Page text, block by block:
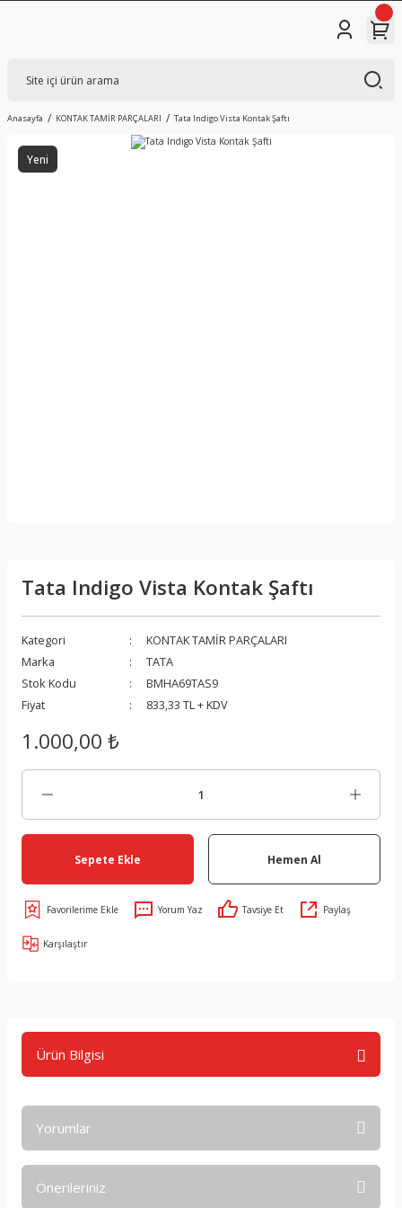
Anasayfa KONTAK TAMİR PARÇALARI Tata Indigo Vista Kontak Şaftı
Yeni
Tata Indigo Vista Kontak Şaftı
Kategori
KONTAK TAMİR PARÇALARI
Marka
TATA
Stok Kodu
BMHA69TAS9
Fiyat
833,33 TL + KDV
1.000,00 ₺
Sepete Ekle Hemen Al
Yorum Yaz Tavsiye Et Paylaş
Karşılaştır
Ürün Bilgisi
Yorumlar
Önerileriniz